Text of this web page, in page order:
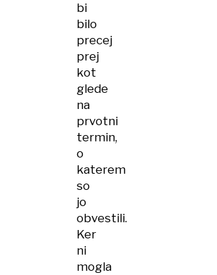
bi
bilo
precej
prej
kot
glede
na
prvotni
termin,
o
katerem
so
jo
obvestili.
Ker
ni
mogla